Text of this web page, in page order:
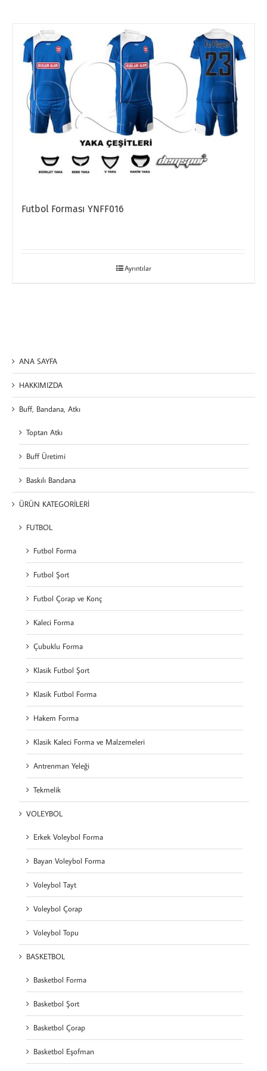
Futbol Forması YNFF016
Ayrıntılar
ANA SAYFA
HAKKIMIZDA
Buff, Bandana, Atkı
Toptan Atkı
Buff Üretimi
Baskılı Bandana
ÜRÜN KATEGORİLERİ
FUTBOL
Futbol Forma
Futbol Şort
Futbol Çorap ve Konç
Kaleci Forma
Çubuklu Forma
Klasik Futbol Şort
Klasik Futbol Forma
Hakem Forma
Klasik Kaleci Forma ve Malzemeleri
Antrenman Yeleği
Tekmelik
VOLEYBOL
Erkek Voleybol Forma
Bayan Voleybol Forma
Voleybol Tayt
Voleybol Çorap
Voleybol Topu
BASKETBOL
Basketbol Forma
Basketbol Şort
Basketbol Çorap
Basketbol Eşofman